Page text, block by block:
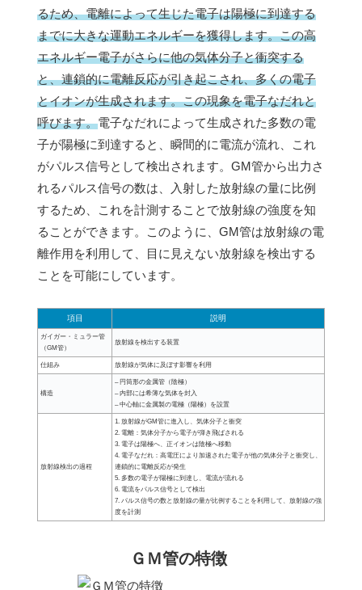
るため、電離によって生じた電子は陽極に到達する
までに大きな運動エネルギーを獲得します。この高
エネルギー電子がさらに他の気体分子と衝突する
と、連鎖的に電離反応が引き起こされ、多くの電子
とイオンが生成されます。この現象を電子なだれと
呼びます。電子なだれによって生成された多数の電
子が陽極に到達すると、瞬間的に電流が流れ、これ
がパルス信号として検出されます。GM管から出力さ
れるパルス信号の数は、入射した放射線の量に比例
するため、これを計測することで放射線の強度を知
ることができます。このように、GM管は放射線の電
離作用を利用して、目に見えない放射線を検出する
ことを可能にしています。
項目 説明
ガイガー・ミュラー管
（GM管）
放射線を検出する装置
仕組み 放射線が気体に及ぼす影響を利用
構造
– 円筒形の金属管（陰極）
– 内部には希薄な気体を封入
– 中心軸に金属製の電極（陽極）を設置
放射線検出の過程
1. 放射線がGM管に進入し、気体分子と衝突
2. 電離：気体分子から電子が弾き飛ばされる
3. 電子は陽極へ、正イオンは陰極へ移動
4. 電子なだれ：高電圧により加速された電子が他の気体分子と衝突し、
連鎖的に電離反応が発生
5. 多数の電子が陽極に到達し、電流が流れる
6. 電流をパルス信号として検出
7. パルス信号の数と放射線の量が比例することを利用して、放射線の強
度を計測
ＧＭ管の特徴